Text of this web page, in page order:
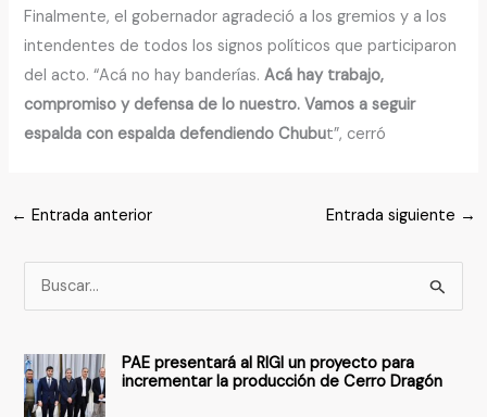
Finalmente, el gobernador agradeció a los gremios y a los
intendentes de todos los signos políticos que participaron
del acto. “Acá no hay banderías.Acá hay trabajo,
compromiso y defensa de lo nuestro. Vamos a seguir
espalda con espalda defendiendo Chubut”, cerró
← Entrada anterior Entrada siguiente →
u
c
a
PAE presentará al RIGI un proyecto para
incrementar la producción de Cerro Dragón